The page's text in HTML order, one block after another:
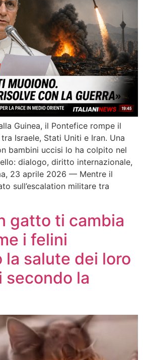
Guinea, il Pontefice rompe il
Israele, Stati Uniti e Iran. Una
bambini uccisi lo ha colpito nel
dialogo, diritto internazionale,
23 aprile 2026 — Mentre il
sull’escalation militare tra
gatto ti cambia
i felini
la salute dei loro
secondo la